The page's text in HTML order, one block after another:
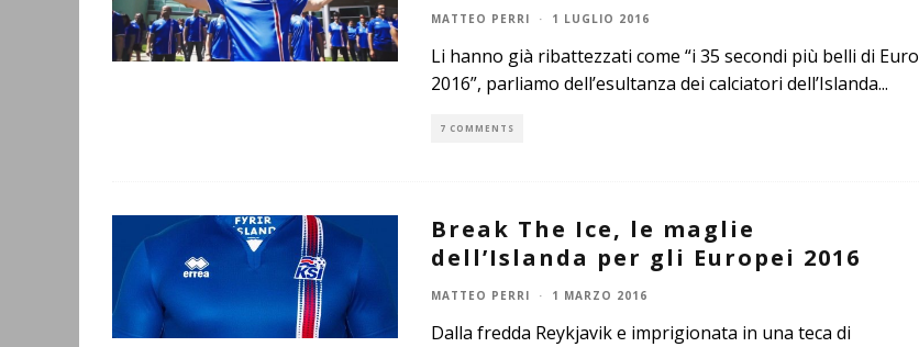
MATTEO PERRI · 1 LUGLIO 2016
Li hanno già ribattezzati come “i 35 secondi più belli di Euro
2016”, parliamo dell’esultanza dei calciatori dell’Islanda...
7 COMMENTS
Break The Ice, le maglie
dell’Islanda per gli Europei 2016
MATTEO PERRI · 1 MARZO 2016
Dalla fredda Reykjavik e imprigionata in una teca di